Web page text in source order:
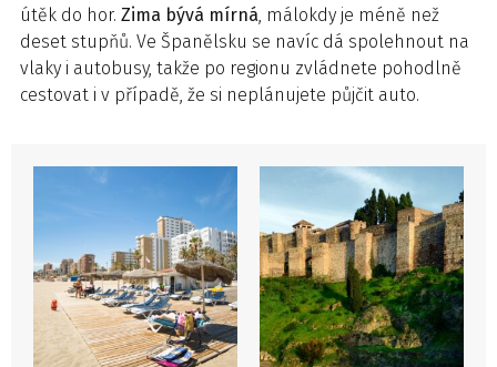
útěk do hor. Zima bývá mírná, málokdy je méně než
deset stupňů. Ve Španělsku se navíc dá spolehnout na
vlaky i autobusy, takže po regionu zvládnete pohodlně
cestovat i v případě, že si neplánujete půjčit auto.